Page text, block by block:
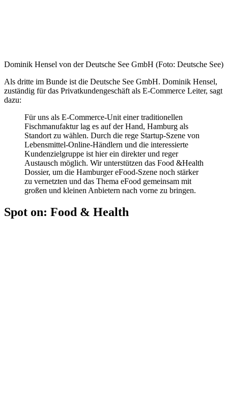
Dominik Hensel von der Deutsche See GmbH (Foto: Deutsche See)
Als dritte im Bunde ist die Deutsche See GmbH. Dominik Hensel,
zuständig für das Privatkundengeschäft als E-Commerce Leiter, sagt
dazu:
Für uns als E-Commerce-Unit einer traditionellen
Fischmanufaktur lag es auf der Hand, Hamburg als
Standort zu wählen. Durch die rege Startup-Szene von
Lebensmittel-Online-Händlern und die interessierte
Kundenzielgruppe ist hier ein direkter und reger
Austausch möglich. Wir unterstützen das Food &Health
Dossier, um die Hamburger eFood-Szene noch stärker
zu vernetzten und das Thema eFood gemeinsam mit
großen und kleinen Anbietern nach vorne zu bringen.
Spot on: Food & Health